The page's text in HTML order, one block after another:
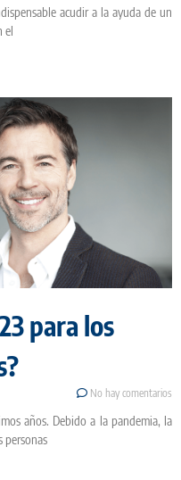
acudir a la ayuda de un
el
para los
No hay comentarios
años. Debido a la pandemia, la
personas